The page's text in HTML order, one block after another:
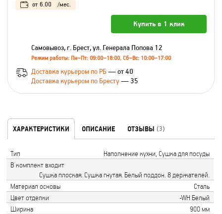
от 6.00 /мес.
Купить в 1 клик
Самовывоз, г. Брест, ул. Генерала Попова 12
Режим работы: Пн–Пт: 09:00–18:00, Сб–Вс: 10:00–17:00
Доставка курьером по РБ — от 40
Доставка курьером по Бресту— 35
ХАРАКТЕРИСТИКИ ОПИСАНИЕ ОТЗЫВЫ (3)
Тип
Наполнение кухни, Сушка для посуды
В комплект входит
Сушка плоская. Сушка гнутая. Белый поддон. 8 держателей.
Материал основы
Сталь
Цвет отделки
-WH Белый
Ширина
900 мм